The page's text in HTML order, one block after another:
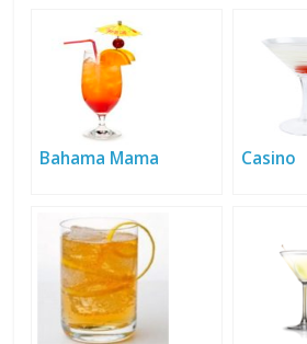
Bahama Mama Casino